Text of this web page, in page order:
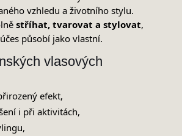
vzhledu a životního stylu.
stříhat, tvarovat a stylovat,
působí jako vlastní.
vlasových
efekt,
i při aktivitách,